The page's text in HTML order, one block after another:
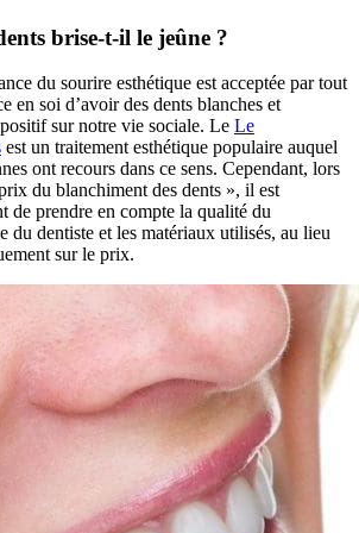
brise-t-il le jeûne ?
du sourire esthétique est acceptée par tout
en soi d’avoir des dents blanches et
sur notre vie sociale. Le Le
est un traitement esthétique populaire auquel
ont recours dans ce sens. Cependant, lors
du blanchiment des dents », il est
de prendre en compte la qualité du
du dentiste et les matériaux utilisés, au lieu
sur le prix.